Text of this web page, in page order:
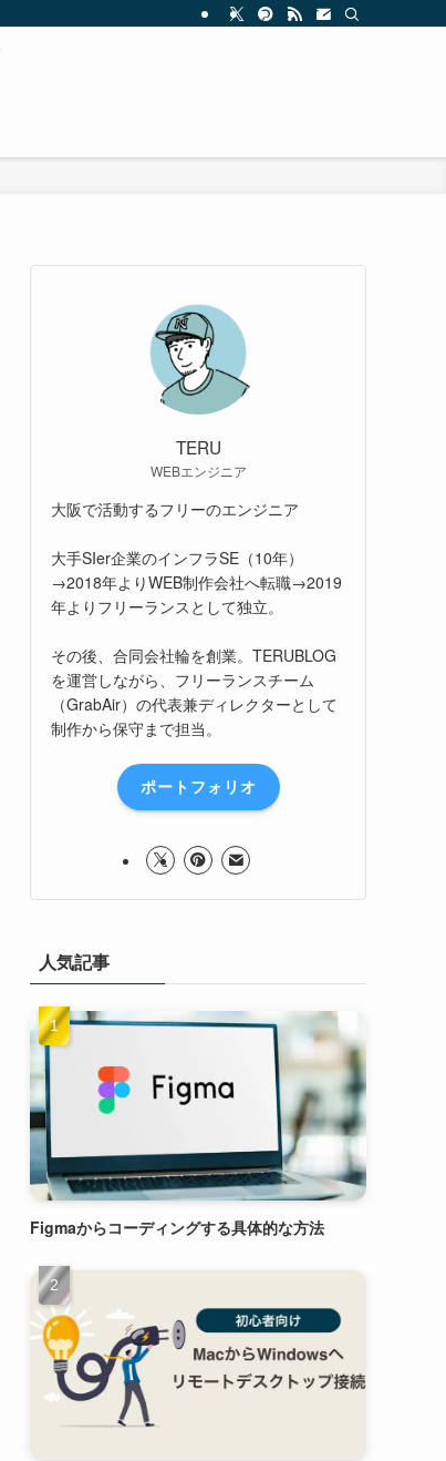
TERU
WEBエンジニア
大阪で活動するフリーのエンジニア
大手SIer企業のインフラSE（10年）
→2018年よりWEB制作会社へ転職→2019
年よりフリーランスとして独立。
その後、合同会社輪を創業。TERUBLOG
を運営しながら、フリーランスチーム
（GrabAir）の代表兼ディレクターとして
制作から保守まで担当。
ポートフォリオ
人気記事
Figmaからコーディングする具体的な方法